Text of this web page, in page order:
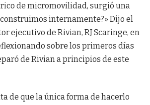
de micromovilidad, surgió una
internamente?» Dijo el
ejecutivo de Rivian, RJ Scaringe, en
sobre los primeros días
de Rivian a principios de este
de que la única forma de hacerlo